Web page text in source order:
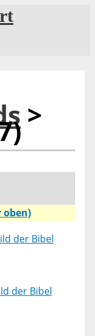
>
oben)
der Bibel
der Bibel